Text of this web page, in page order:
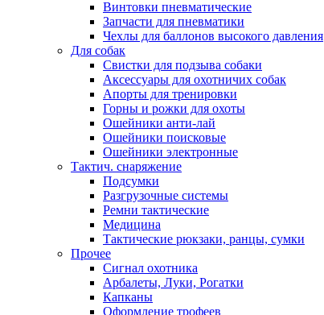
Винтовки пневматические
Запчасти для пневматики
Чехлы для баллонов высокого давления
Для собак
Свистки для подзыва собаки
Аксессуары для охотничих собак
Апорты для тренировки
Горны и рожки для охоты
Ошейники анти-лай
Ошейники поисковые
Ошейники электронные
Тактич. снаряжение
Подсумки
Разгрузочные системы
Ремни тактические
Медицина
Тактические рюкзаки, ранцы, сумки
Прочее
Сигнал охотника
Арбалеты, Луки, Рогатки
Капканы
Оформление трофеев